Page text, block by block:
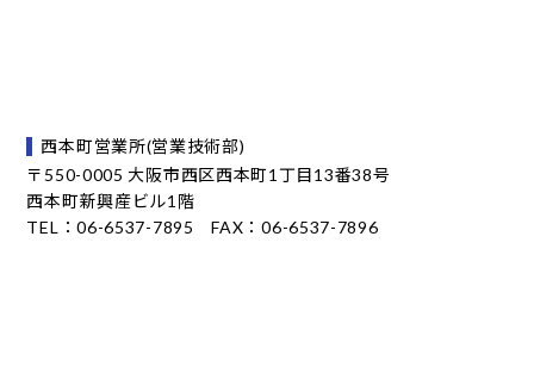
西本町営業所(営業技術部)
〒550-0005 大阪市西区西本町1丁目13番38号
西本町新興産ビル1階
TEL：06-6537-7895 FAX：06-6537-7896